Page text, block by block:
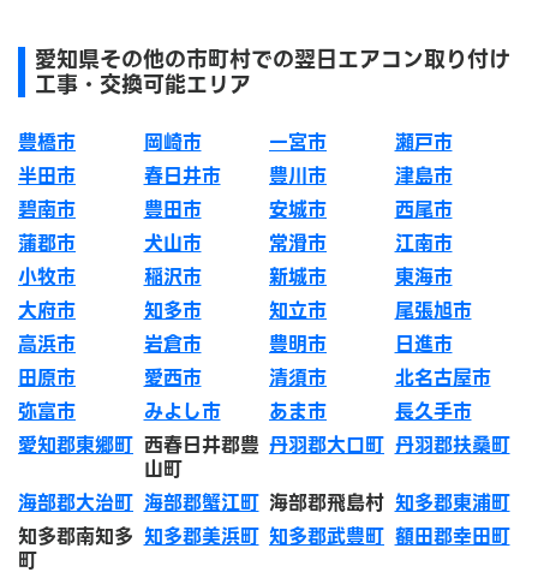
愛知県その他の市町村での翌日エアコン取り付け
工事・交換可能エリア
豊橋市 岡崎市 一宮市
瀬戸市
半田市
春日井市 豊川市
津島市
碧南市
豊田市 安城市
西尾市
蒲郡市
犬山市 常滑市
江南市
小牧市
稲沢市 新城市
東海市
大府市
知多市 知立市
尾張旭市
高浜市
岩倉市 豊明市
日進市
田原市
愛西市 清須市
北名古屋市
弥富市
みよし市 あま市
長久手市
愛知郡東郷町 西春日井郡豊
山町
丹羽郡大口町 丹羽郡扶桑町
海部郡大治町 海部郡蟹江町 海部郡飛島村 知多郡東浦町
知多郡南知多
町
知多郡美浜町 知多郡武豊町 額田郡幸田町